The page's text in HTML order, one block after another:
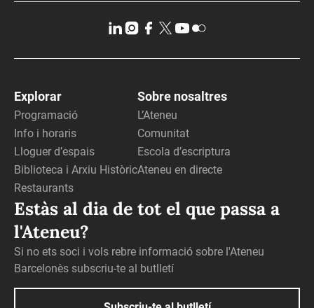
Explorar
Programació
Info i horaris
Lloguer d’espais
Biblioteca i Arxiu Històric
Restaurants
Sobre nosaltres
L’Ateneu
Comunitat
Escola d’escriptura
Ateneu en directe
Estàs al dia de tot el que passa a
l'Ateneu?
Si no ets soci i vols rebre informació sobre l'Ateneu
Barcelonès subscriu-te al butlletí